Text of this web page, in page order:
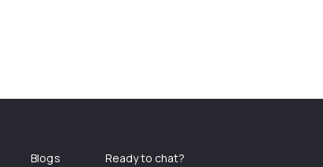
Blogs
Ready to chat?